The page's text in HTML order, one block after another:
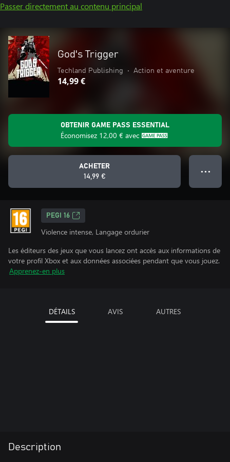
Passer directement au contenu principal
God's Trigger
Techland Publishing • Action et aventure
14,99 €
OBTENIR GAME PASS ESSENTIAL
Économisez 12,00 € avec
ACHETER
14,99 €
● ● ●
PEGI 16
Violence intense, Langage ordurier
Les éditeurs des jeux que vous lancez ont accès aux informations de
votre profil Xbox et aux données associées pendant que vous jouez.
Apprenez-en plus
DÉTAILS AVIS AUTRES
Description